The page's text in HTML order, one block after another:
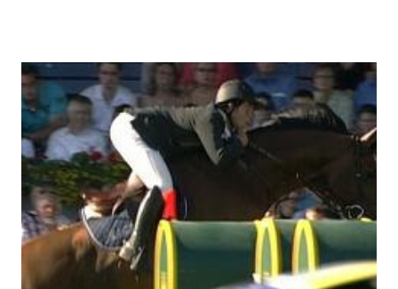
POWER - MILLAR 5 ARMANIE -VOORN 6 QUERLYBET
HERO -LEJAUNE 7 MO CHROI - O’BRIEN 8 CARMENA Z -
BREEN 9 JALLA DE GAVIERE -RAMZY AL DUHAMI 10
NOVEL -PHILIPPAERTS 3 triple 1 LATE NIGHT -LEVY 2 K
CLUB LADY -O’CONNOR 3 QUICK STUDY - HOUGH 4
LORENZO -AHLMANN 5 L’ESPOIR -GULLIKSEN 6
TOPINAMBOUR -LEPREVOST 7 WISCONSIN 111 -MOYA 8
INTERTOY Z - BRASH 9 HERALD –CORDON 10 SELDANA
DI CAMPALTO -SHARBATLY Vuelta Triunfal... el ganador